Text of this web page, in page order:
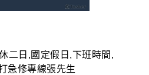
二日,國定假日,下班時間,
急修專線張先生